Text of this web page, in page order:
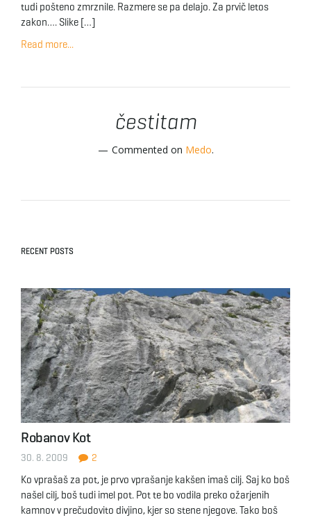
tudi pošteno zmrznile. Razmere se pa delajo. Za prvič letos
zakon…. Slike […]
Read more...
čestitam
Commented on Medo.
RECENT POSTS
Robanov Kot
30. 8. 2009 2
Ko vprašaš za pot, je prvo vprašanje kakšen imaš cilj. Saj ko boš
našel cilj, boš tudi imel pot. Pot te bo vodila preko ožarjenih
kamnov v prečudovito divjino, kjer so stene njegove. Tako boš